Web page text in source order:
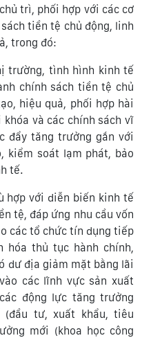
trì, phối hợp với các cơ
tiền tệ chủ động, linh
trong đó:
trường, tình hình kinh tế
chính sách tiền tệ chủ
hiệu quả, phối hợp hài
và các chính sách vĩ
đẩy tăng trưởng gắn với
kiểm soát lạm phát, bảo
tế.
hợp với diễn biến kinh tế
tệ, đáp ứng nhu cầu vốn
các tổ chức tín dụng tiếp
thủ tục hành chính,
dư địa giảm mặt bằng lãi
các lĩnh vực sản xuất
động lực tăng trưởng
tư, xuất khẩu, tiêu
mới (khoa học công